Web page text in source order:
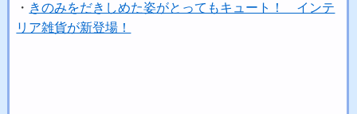
・ きのみをだきしめた姿がとってもキュート！ インテ
リア雑貨が新登場！